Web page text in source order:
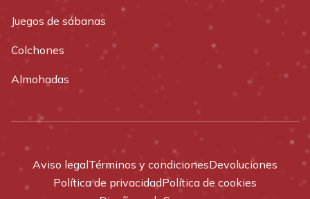
Juegos de sábanas
Colchones
Almohadas
Aviso legalTérminos y condicionesDevoluciones
Política de privacidadPolítica de cookies